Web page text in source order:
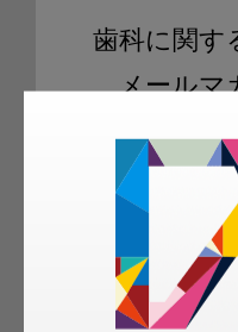
歯科に関す
メールマ
ご登録いただ
科衛生士、歯
容のメールマ